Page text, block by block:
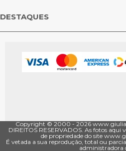
DESTAQUES
Copyright © 2000 - ­2026
DIREITOS RESERVADOS. As fotos aqui
de propriedade do site
É vetada a sua reprodução, total ou
administradora